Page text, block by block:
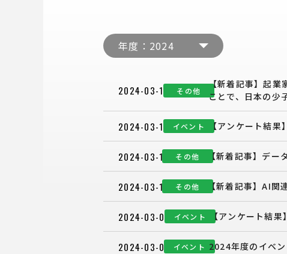
2024-03-18 その他
【新着記事】起業
ことで、日本の少
2024-03-16 イベント 【アンケート結
2024-03-11 その他 【新着記事】デ
2024-03-11 その他 【新着記事】AI関
2024-03-09 イベント 【アンケート結
2024-03-07 イベント 2024年度のイベ